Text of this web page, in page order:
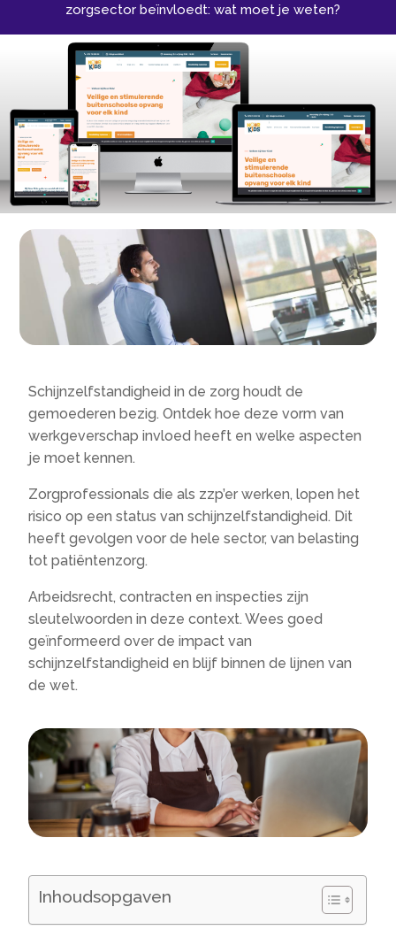
zorgsector beïnvloedt: wat moet je weten?
Schijnzelfstandigheid in de zorg houdt de
gemoederen bezig. Ontdek hoe deze vorm van
werkgeverschap invloed heeft en welke aspecten
je moet kennen.
Zorgprofessionals die als zzp’er werken, lopen het
risico op een status van schijnzelfstandigheid. Dit
heeft gevolgen voor de hele sector, van belasting
tot patiëntenzorg.
Arbeidsrecht, contracten en inspecties zijn
sleutelwoorden in deze context. Wees goed
geïnformeerd over de impact van
schijnzelfstandigheid en blijf binnen de lijnen van
de wet.
Inhoudsopgaven